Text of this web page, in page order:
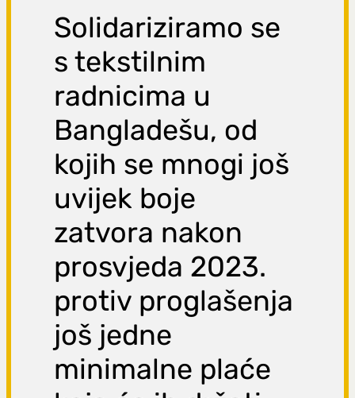
Solidariziramo se
s tekstilnim
radnicima u
Bangladešu, od
kojih se mnogi još
uvijek boje
zatvora nakon
prosvjeda 2023.
protiv proglašenja
još jedne
minimalne plaće